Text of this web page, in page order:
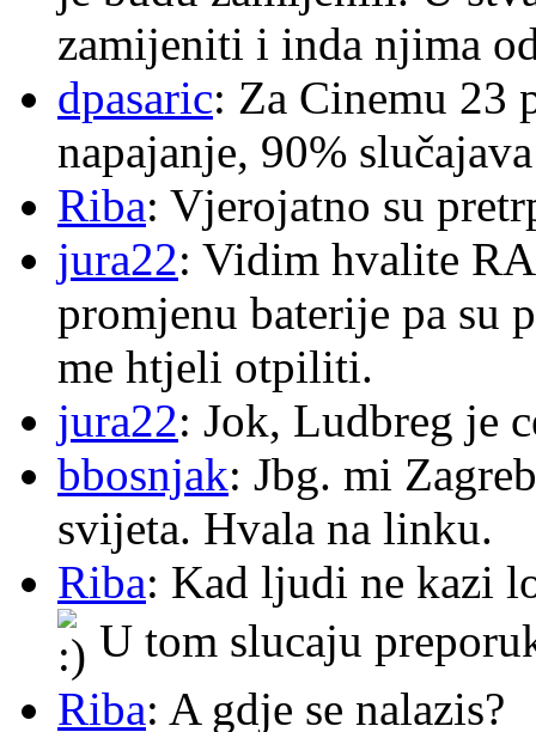
zamijeniti i inda njima
dpasaric: Za Cinemu 23
napajanje, 90%
Riba: Vjerojatno su
jura22: Vidim hvalite
promjenu baterije pa su
me htjeli otpiliti.
jura22: Jok, Ludbreg je
bbosnjak: Jbg. mi
svijeta. Hvala na linku.
Riba: Kad ljudi ne kazi
U tom slucaju
Riba: A gdje se nalazis?